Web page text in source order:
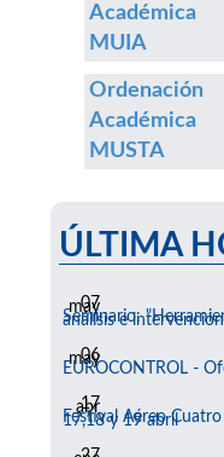
Académica
MUIA
Ordenación
Académica
MUSTA
ÚLTIMA
07
may
Seminario:
análisis e
06
may
EUROCONTROL -
17
abr
Festival Aéreo
17,18 y 19 abril